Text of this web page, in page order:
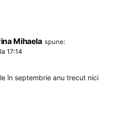
Mihaela spune:
17:14
în septembrie anu trecut nici